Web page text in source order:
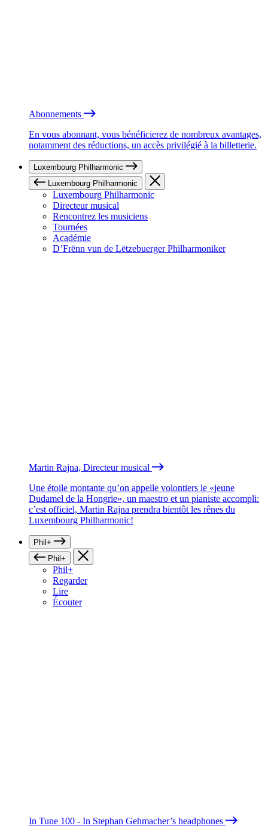
Abonnements
En vous abonnant, vous bénéficierez de nombreux avantages,
notamment des réductions, un accès privilégié à la billetterie.
Luxembourg Philharmonic
Luxembourg Philharmonic
Luxembourg Philharmonic
Directeur musical
Rencontrez les musiciens
Tournées
Académie
D’Frënn vun de Lëtzebuerger Philharmoniker
Martin Rajna, Directeur musical
Une étoile montante qu’on appelle volontiers le «jeune
Dudamel de la Hongrie», un maestro et un pianiste accompli:
c’est officiel, Martin Rajna prendra bientôt les rênes du
Luxembourg Philharmonic!
Phil+
Phil+
Phil+
Regarder
Lire
Écouter
In Tune 100 - In Stephan Gehmacher’s headphones